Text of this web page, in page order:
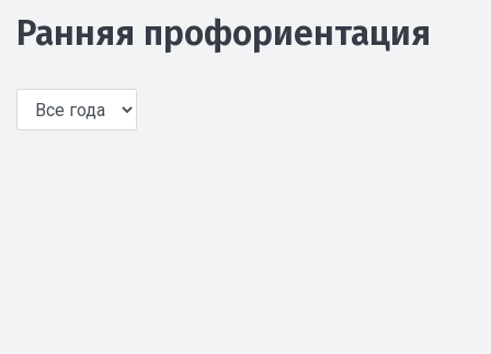
Ранняя профориентация